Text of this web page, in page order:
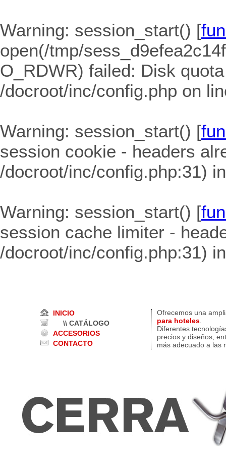
Warning: session_start() [
open(/tmp/
O_RDWR) failed: Disk
/docroot/inc/config.php on
Warning: session_start() [
session cookie - headers
/docroot/inc/config.php:31)
Warning: session_start() [
session cache limiter -
/docroot/inc/config.php:31)
INICIO
\\ CATÁLOGO
ACCESORIOS
CONTACTO
Ofrecemos una
para hoteles
Diferentes
precios y diseños,
más adecuado a las